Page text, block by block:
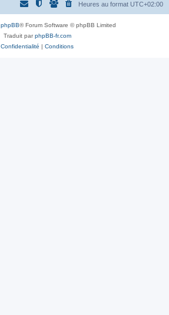
Heures au format UTC+02:00
phpBB® Forum Software © phpBB Limited
Traduit parphpBB-fr.com
Confidentialité | Conditions